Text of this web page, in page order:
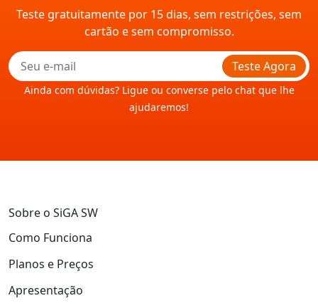
Teste gratuitamente por 15 dias, sem restrições, sem
cartão e sem compromisso.
Teste Agora
Ainda com dúvidas? Ligue ou converse pelo chat que lhe
ajudaremos!
Sobre o SiGA SW
Como Funciona
Planos e Preços
Apresentação